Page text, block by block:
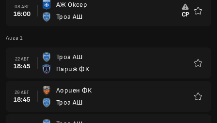
08 АВГ
16:00
АЖ Оксер
Троа АШ
СР
Лига 1
22 АВГ
18:45
Троа АШ
Париж ФК
29 АВГ
18:45
Лориен ФК
Троа АШ